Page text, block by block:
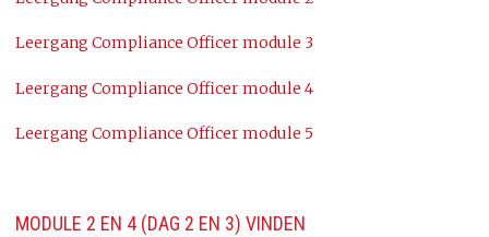
Leergang Compliance Officer module 3
Leergang Compliance Officer module 4
Leergang Compliance Officer module 5
MODULE 2 EN 4 (DAG 2 EN 3) VINDEN